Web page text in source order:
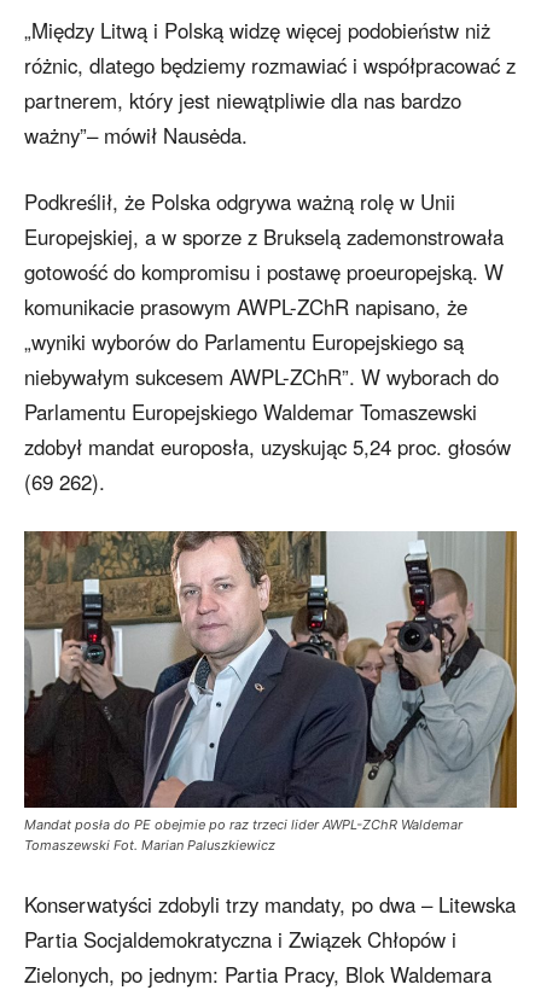
„Między Litwą i Polską widzę więcej podobieństw niż
różnic, dlatego będziemy rozmawiać i współpracować z
partnerem, który jest niewątpliwie dla nas bardzo
ważny”– mówił Nausėda.
Podkreślił, że Polska odgrywa ważną rolę w Unii
Europejskiej, a w sporze z Brukselą zademonstrowała
gotowość do kompromisu i postawę proeuropejską. W
komunikacie prasowym AWPL-ZChR napisano, że
„wyniki wyborów do Parlamentu Europejskiego są
niebywałym sukcesem AWPL-ZChR”. W wyborach do
Parlamentu Europejskiego Waldemar Tomaszewski
zdobył mandat europosła, uzyskując 5,24 proc. głosów
(69 262).
Mandat posła do PE obejmie po raz trzeci lider AWPL-ZChR Waldemar
Tomaszewski Fot. Marian Paluszkiewicz
Konserwatyści zdobyli trzy mandaty, po dwa – Litewska
Partia Socjaldemokratyczna i Związek Chłopów i
Zielonych, po jednym: Partia Pracy, Blok Waldemara